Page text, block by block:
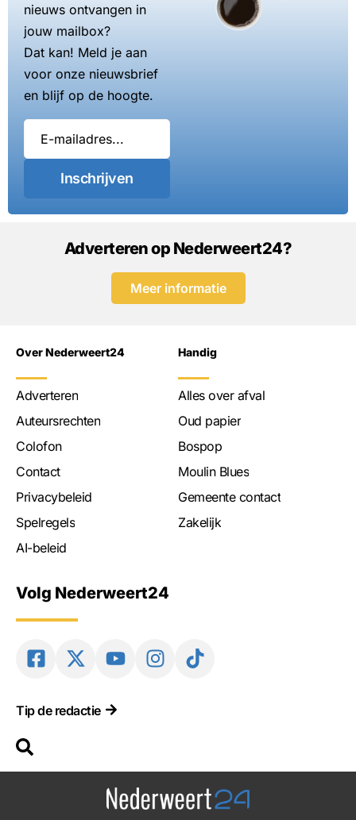
nieuws ontvangen in
jouw mailbox?
Dat kan! Meld je aan
voor onze nieuwsbrief
en blijf op de hoogte.
Inschrijven
Adverteren op Nederweert24?
Meer informatie
Over Nederweert24
Adverteren
Auteursrechten
Colofon
Contact
Privacybeleid
Spelregels
AI-beleid
Handig
Alles over afval
Oud papier
Bospop
Moulin Blues
Gemeente contact
Zakelijk
Volg Nederweert24
Tip de redactie